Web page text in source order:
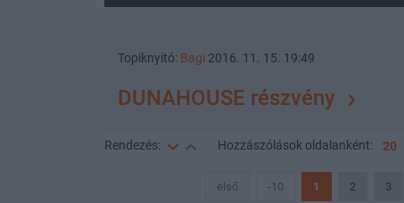
Topiknyitó: Bagi 2016. 11. 15. 19:49
DUNAHOUSE részvény
Rendezés: Hozzászólások oldalanként: 20
első -10 1 2 3